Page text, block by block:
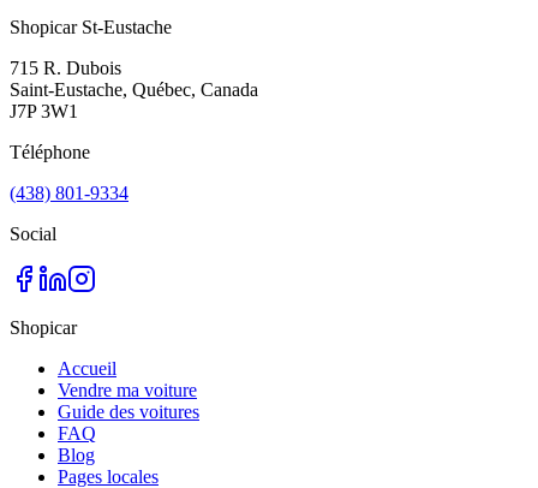
Shopicar St-Eustache
715 R. Dubois
Saint-Eustache, Québec, Canada
J7P 3W1
Téléphone
(438) 801-9334
Social
Shopicar
Accueil
Vendre ma voiture
Guide des voitures
FAQ
Blog
Pages locales